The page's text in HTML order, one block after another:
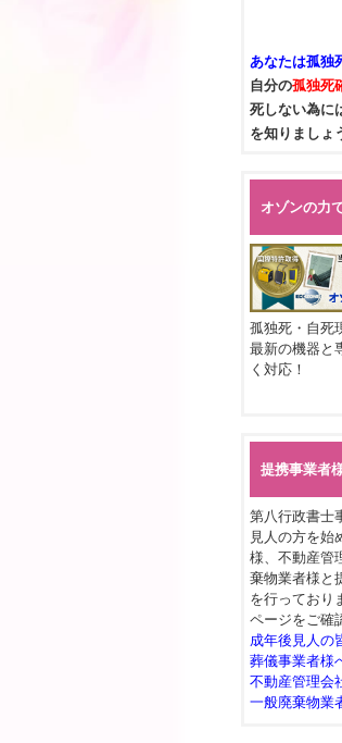
あなたは孤独
自分の孤独死
死しない為に
を知りましょ
オゾンの力
孤独死・自死
最新の機器と
く対応！
提携事業者
第八行政書士
見人の方を始
様、不動産管
棄物業者様と
を行っており
ページをご確
成年後見人の
葬儀事業者様
不動産管理会
一般廃棄物業